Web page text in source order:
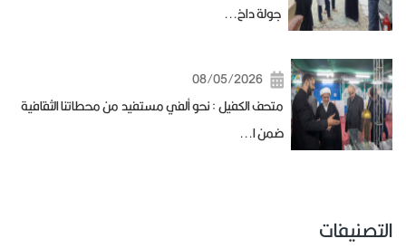
جولة داخ...
08/05/2026
متحف الكفيل : نحو ألفي مستفيد من محطاتنا الثقافية
ضمن ا...
التصنيفات